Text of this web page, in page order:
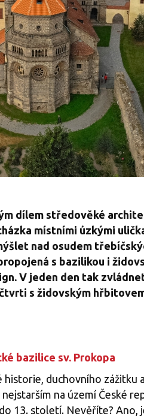
dílem středověké
místními úzkými
nad osudem
s bazilikou i
V jeden den tak
s židovským
bazilice sv. Prokopa
historie, duchovního zážitku
na území České
13. století. Nevěříte? Ano,